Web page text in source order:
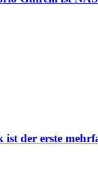
ist der erste